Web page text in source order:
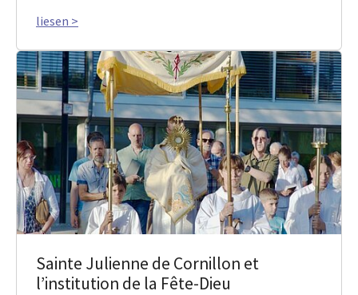
liesen >
Sainte Julienne de Cornillon et
l’institution de la Fête-Dieu